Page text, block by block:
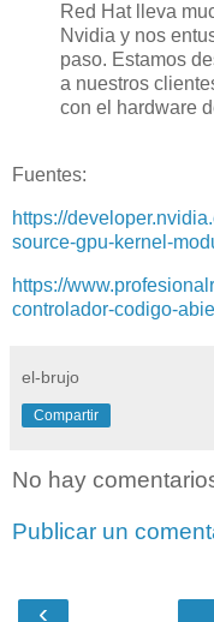
Red Hat lleva
Nvidia y nos
paso. Estamos
a nuestros
con el hardware
Fuentes:
https://
source-gpu-kernel-
https://
controlador-codigo-
el-brujo
Compartir
No hay
Publicar un
‹